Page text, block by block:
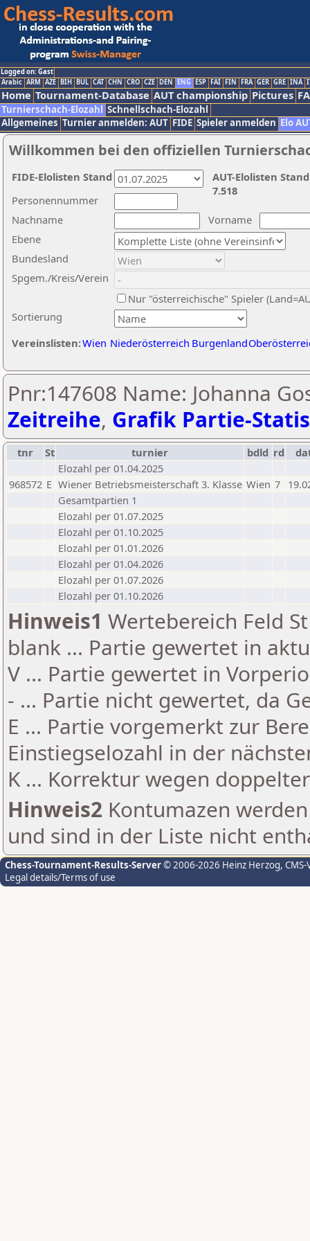
Logged on: Gast
Arabic ARM AZE BIH BUL CAT CHN CRO CZE DEN ENG ESP FAI FIN FRA GER GRE INA
Home Tournament-Database AUT championship Pictures
Turnierschach-Elozahl Schnellschach-Elozahl
Allgemeines Turnier anmelden: AUT FIDE Spieler anmelden Elo
Willkommen bei den offiziellen
Nachname
Vorname
Ebene
Sortierung
Personennummer
Bundesland
Spgem./Kreis/Verein
Nur "österreichische" Spieler
Vereinslisten:Wien Niederösterreich Burgenland
AUT-Elolisten
7.518
FIDE-Elolisten Stand
Pnr:147608 Name: Johanna
Zeitreihe, Grafik Partie-
tnr St turnier bdld rd
Elozahl per 01.04.2025
968572 E Wiener Betriebsmeisterschaft 3. Klasse Wien 7
Gesamtpartien 1
Elozahl per 01.07.2025
Elozahl per 01.10.2025
Elozahl per 01.01.2026
Elozahl per 01.04.2026
Elozahl per 01.07.2026
Elozahl per 01.10.2026
Hinweis1 Wertebereich Feld
blank ... Partie gewertet in
V ... Partie gewertet in
- ... Partie nicht gewertet, da
E ... Partie vorgemerkt zur
Einstiegselozahl in der
K ... Korrektur wegen
Hinweis2 Kontumazen
und sind in der Liste nicht
Chess-Tournament-Results-Server© 2006-2026 Heinz Herzog,
Legal details/Terms of use